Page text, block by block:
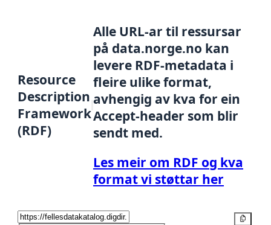
Resource
Description
Framework
(RDF)
Alle URL-ar til ressursar
på data.norge.no kan
levere RDF-metadata i
fleire ulike format,
avhengig av kva for ein
Accept-header som blir
sendt med.
Les meir om RDF og kva
format vi støttar her